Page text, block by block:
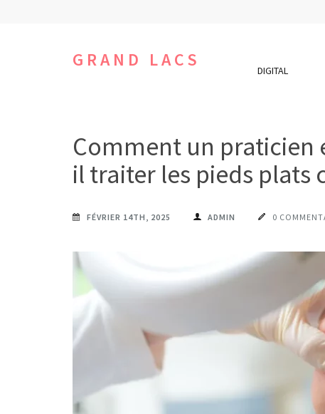
GRAND LACS DIGITAL
Comment un praticien
il traiter les pieds plats
FÉVRIER 14TH, 2025 ADMIN 0